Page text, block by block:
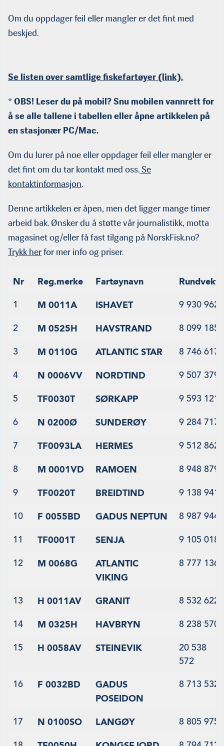
Om du oppdager feil eller mangler er det fint med
beskjed.
Se listen over samtlige fiskefartøyer (link).
*OBS! Leser du på mobil? Snu mobilen vannrett for
å se alle tallene i tabellen eller åpne artikkelen på
en stasjonær PC/Mac.
Om du lurer på noe eller oppdager feil eller mangler er
det fint om du tar kontakt med oss.Se
kontaktinformasjon.
Denne artikkelen er åpen, men det ligger mange timer
arbeid bak. Ønsker du å støtte vår journalistikk, motta
magasinet og/eller få fast tilgang på NorskFisk.no?
Trykk herfor mer info og priser.
Nr Reg.merke Fartøynavn Rundvekt
1 M 0011A ISHAVET 9 930 962
2 M 0525H HAVSTRAND 8 099 185
3 M 0110G ATLANTIC STAR 8 746 617
4 N 0006VV NORDTIND 9 507 379
5 TF0030T SØRKAPP 9 593 121
6 N 0200Ø SUNDERØY 9 284 717
7 TF0093LA HERMES 9 512 862
8 M 0001VD RAMOEN 8 948 879
9 TF0020T BREIDTIND 9 138 941
10 F 0055BD GADUS NEPTUN 8 987 944
11 TF0001T SENJA 9 105 018
12 M 0068G
ATLANTIC
VIKING
8 777 136
13 H 0011AV GRANIT 8 532 622
14 M 0325H HAVBRYN 8 238 570
15 H 0058AV STEINEVIK
20 538
572
16 F 0032BD
GADUS
POSEIDON
8 713 532
17 N 0100SO LANGØY 8 805 975